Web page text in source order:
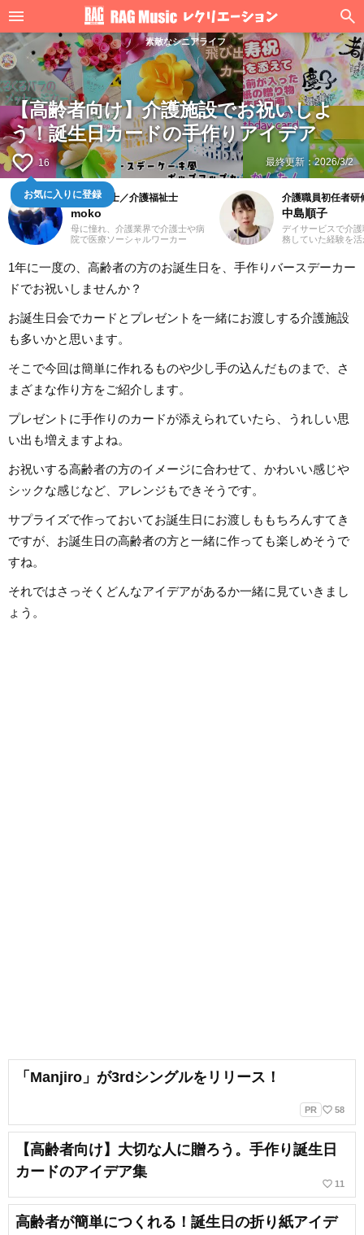
素敵なシニアライフ
【高齢者向け】介護施設でお祝いしよ
う！誕生日カードの手作りアイデア
favorite_border 16
お気に入りに登録
最終更新：2026/3/2
社会福祉士／介護福祉士
moko
母に憧れ、介護業界で介護士や病
院で医療ソーシャルワーカー
ママ、mokoと申します。前職での
経験を活かして、主に介護に関す
うぞよろしくお願いいたします。
介護職員初任者研
中島順子
デイサービスで介
務していた経験を
ザイン、イラスト
1年に一度の、高齢者の方のお誕生日を、手作りバースデーカー
ドでお祝いしませんか？
お誕生日会でカードとプレゼントを一緒にお渡しする介護施設
も多いかと思います。
そこで今回は簡単に作れるものや少し手の込んだものまで、さ
まざまな作り方をご紹介します。
プレゼントに手作りのカードが添えられていたら、うれしい思
い出も増えますよね。
お祝いする高齢者の方のイメージに合わせて、かわいい感じや
シックな感じなど、アレンジもできそうです。
サプライズで作っておいてお誕生日にお渡しももちろんすてき
ですが、お誕生日の高齢者の方と一緒に作っても楽しめそうで
すね。
それではさっそくどんなアイデアがあるか一緒に見ていきまし
ょう。
「Manjiro」が3rdシングルをリリース！
PR favorite_border 58
【高齢者向け】大切な人に贈ろう。手作り誕生日
カードのアイデア集
favorite_border 11
高齢者が簡単につくれる！誕生日の折り紙アイデ